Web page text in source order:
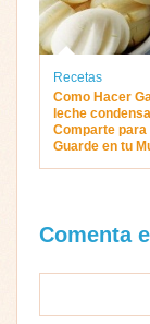
Recetas
Como Hacer
leche
Comparte para
Guarde en tu
Comenta